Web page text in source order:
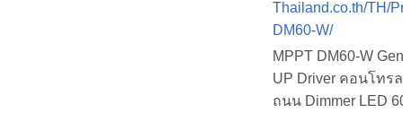
Thailand.co.th/TH/
DM60-W/
MPPT DM60-W
UP Driver คอนโทร
ถนน Dimmer LED